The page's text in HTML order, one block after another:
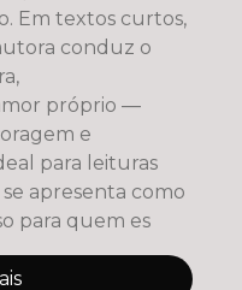
Em textos curtos,
conduz o
próprio —
e
para leituras
apresenta como
para quem es